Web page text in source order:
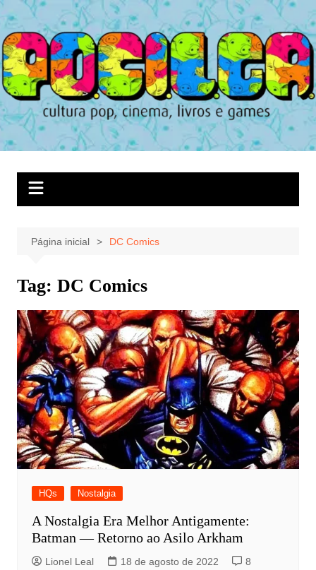
Ir
para
o
conteúdo
Página inicial DC Comics
Tag: DC Comics
HQs Nostalgia
A Nostalgia Era Melhor Antigamente:
Batman — Retorno ao Asilo Arkham
Lionel Leal 18 de agosto de 2022 8